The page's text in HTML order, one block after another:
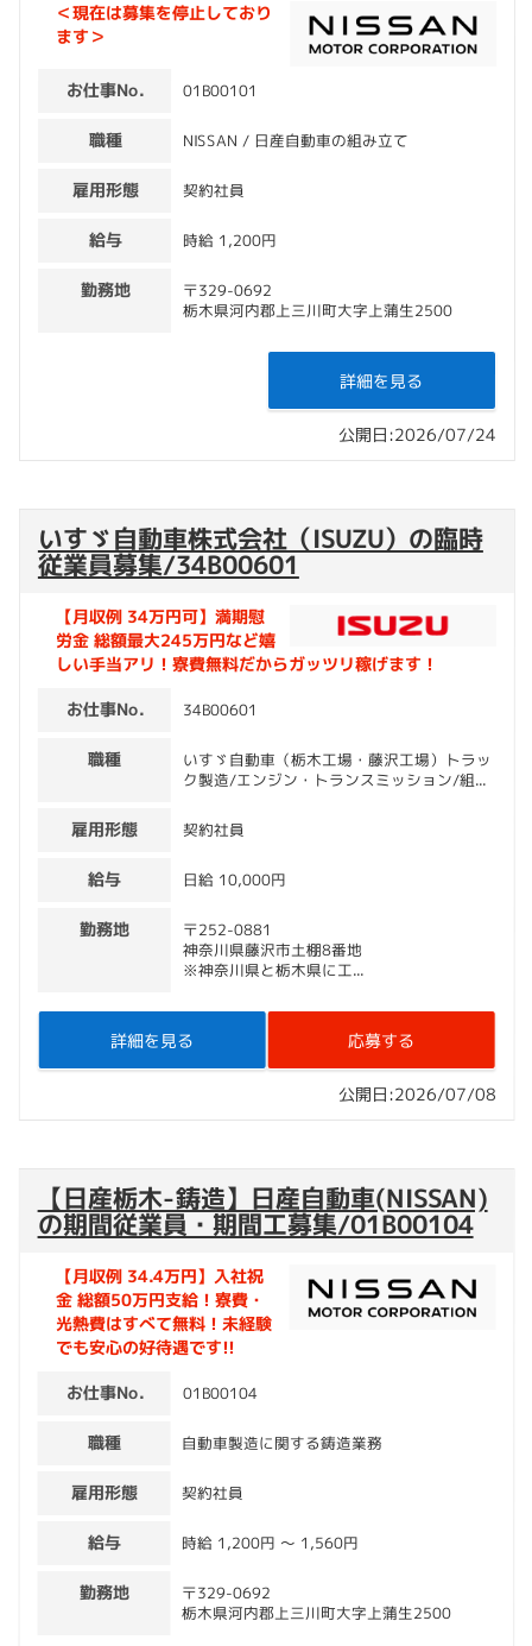
＜現在は募集を停止しており
ます＞
お仕事No. 01B00101
職種 NISSAN / 日産自動車の組み立て
雇用形態 契約社員
給与 時給 1,200円
勤務地 〒329-0692
栃木県河内郡上三川町大字上蒲生2500
詳細を見る
公開日:2026/07/24
いすゞ自動車株式会社（ISUZU）の臨時
従業員募集/34B00601
【月収例 34万円可】満期慰
労⾦ 総額最大245万円など嬉
しい手当アリ！寮費無料だからガッツリ稼げます！
お仕事No. 34B00601
職種 いすゞ自動車（栃木工場・藤沢工場）トラッ
ク製造/エンジン・トランスミッション/組...
雇用形態 契約社員
給与 日給 10,000円
勤務地 〒252-0881
神奈川県藤沢市土棚8番地
※神奈川県と栃木県に工...
応募する
詳細を見る
公開日:2026/07/08
【日産栃木-鋳造】日産自動車(NISSAN)
の期間従業員・期間工募集/01B00104
【月収例 34.4万円】入社祝
金 総額50万円支給！寮費・
光熱費はすべて無料！未経験
でも安心の好待遇です!!
お仕事No. 01B00104
職種 自動車製造に関する鋳造業務
雇用形態 契約社員
給与 時給 1,200円 〜 1,560円
勤務地 〒329-0692
栃木県河内郡上三川町大字上蒲生2500